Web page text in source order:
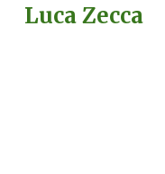
Luca Zecca